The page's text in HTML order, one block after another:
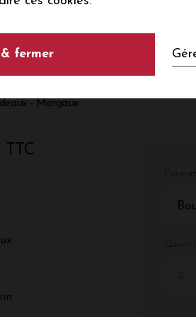
fermer
2020
- Margaux
TTC